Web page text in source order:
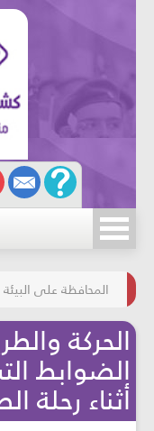
مسابقة الركب
المحافظة على البيئة
الحركة
الضوابط
أثناء رحلة